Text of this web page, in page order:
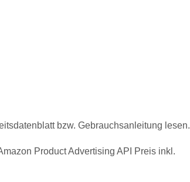
bzw. Gebrauchsanleitung lesen.
Product Advertising API Preis inkl.